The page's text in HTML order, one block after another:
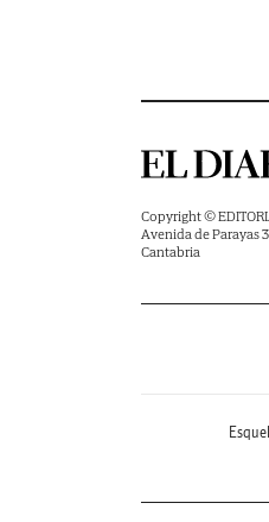
Copyright ©
Avenida de Parayas
Cantabria